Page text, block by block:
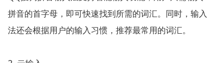
拼音的首字母，即可快速找到所需的词汇。同时，输入
法还会根据用户的输入习惯，推荐最常用的词汇。